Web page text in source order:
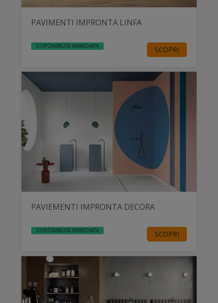
PAVIMENTI IMPRONTA LINFA
DISPONIBILITÀ IMMEDIATA SCOPRI
PAVIEMENTI IMPRONTA DECORA
DISPONIBILITÀ IMMEDIATA SCOPRI